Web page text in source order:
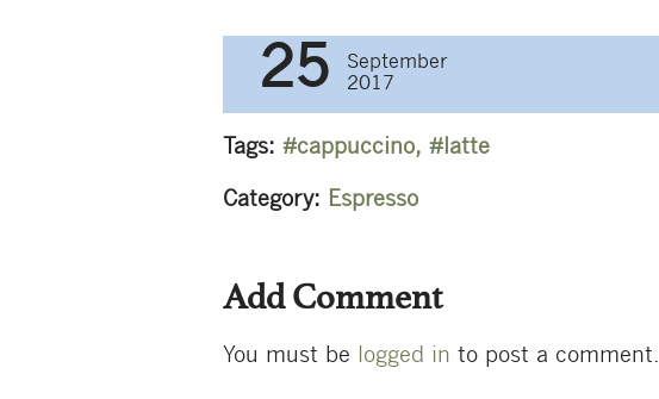
navigation
25
September
2017
Tags: cappuccino, latte
Category: Espresso
Add Comment
You must be logged in to post a comment.